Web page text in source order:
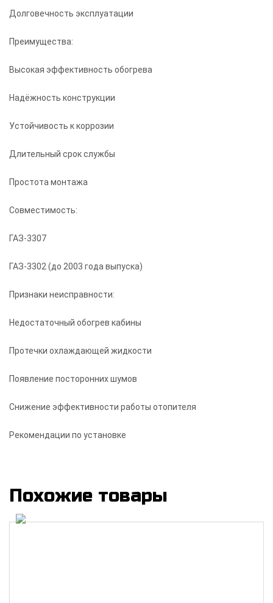
Долговечность эксплуатации
Преимущества:
Высокая эффективность обогрева
Надёжность конструкции
Устойчивость к коррозии
Длительный срок службы
Простота монтажа
Совместимость:
ГАЗ-3307
ГАЗ-3302 (до 2003 года выпуска)
Признаки неисправности:
Недостаточный обогрев кабины
Протечки охлаждающей жидкости
Появление посторонних шумов
Снижение эффективности работы отопителя
Рекомендации по установке
Похожие товары